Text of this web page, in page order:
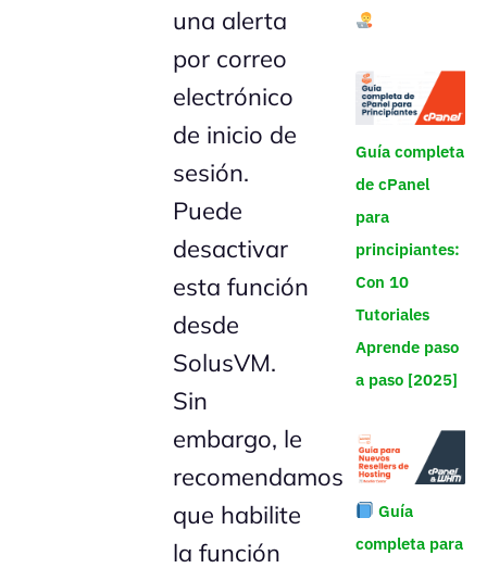
una alerta
por correo
electrónico
de inicio de
sesión.
Puede
desactivar
esta función
desde
SolusVM.
Sin
embargo, le
recomendamos
que habilite
la función
Guía completa
de cPanel
para
principiantes:
Con 10
Tutoriales
Aprende paso
a paso [2025]
Guía
completa para